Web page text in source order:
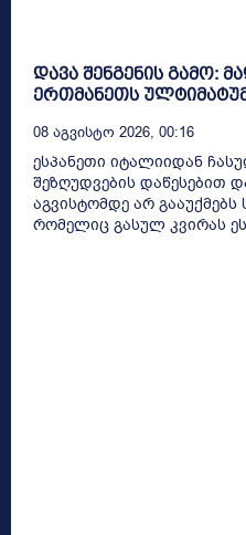
დავა შენგენის გამო:
ერთმანეთს
08 Აგვისტო 2026, 00:16
ესპანეთი იტალიიდან
შეზღუდვების დაწესებით
აგვისტომდე არ
რომელიც გასულ კვირას